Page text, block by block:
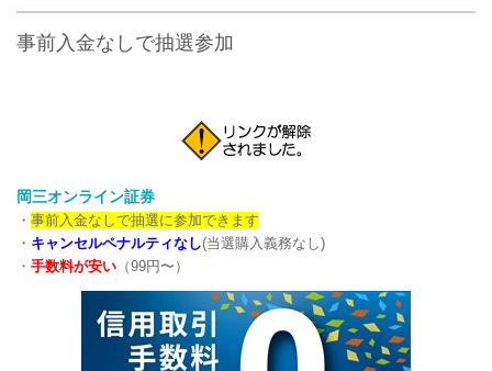
事前入金なしで抽選参加
岡三オンライン証券
・ 事前入金なしで抽選に参加できます
・ キャンセルペナルティなし(当選購入義務なし)
・ 手数料が安い （99円〜）